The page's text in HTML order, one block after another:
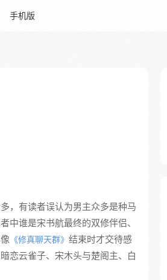
手机版
，有读者误认为男主众多是种马
中谁是宋书航最终的双修伴侣、
《修真聊天群》 结束时才交待感
恋云雀子、宋木头与楚阁主、白